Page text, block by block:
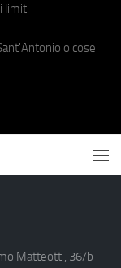
limiti
o cose
Matteotti, 36/b -